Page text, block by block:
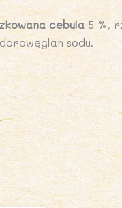
cebula 5 %,
sodu.